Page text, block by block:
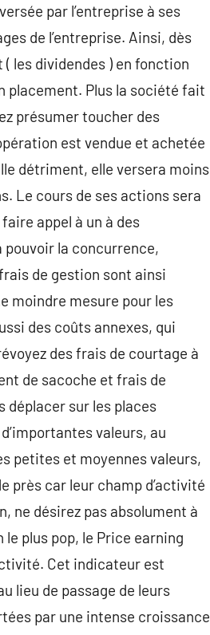
par l’entreprise à ses
de l’entreprise. Ainsi, dès
les dividendes ) en fonction
placement. Plus la société fait
présumer toucher des
est vendue et achetée
détriment, elle versera moins
Le cours de ses actions sera
appel à un à des
la concurrence,
de gestion sont ainsi
moindre mesure pour les
des coûts annexes, qui
des frais de courtage à
de sacoche et frais de
déplacer sur les places
valeurs, au
petites et moyennes valeurs,
près car leur champ d’activité
ne désirez pas absolument à
plus pop, le Price earning
Cet indicateur est
lieu de passage de leurs
par une intense croissance